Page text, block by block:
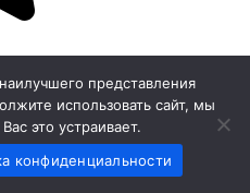
представления
использовать сайт, мы
это устраивает.
конфиденциальности